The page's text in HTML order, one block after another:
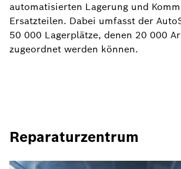
automatisierten Lagerung und
Ersatzteilen. Dabei umfasst der
50 000 Lagerplätze, denen 20 000
zugeordnet werden können.
Reparaturzentrum